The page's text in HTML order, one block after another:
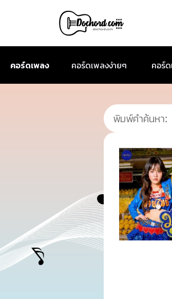
คอร์ดเพลง คอร์ดเพลงง่ายๆ คอร์